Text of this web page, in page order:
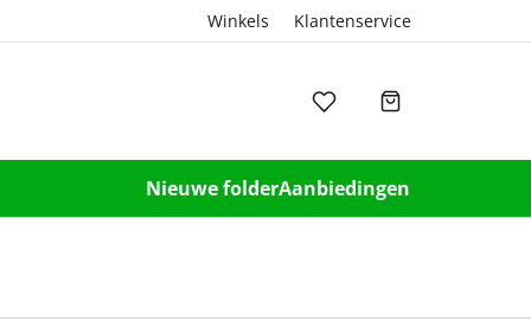
Winkels Klantenservice
Nieuwe folderAanbiedingen